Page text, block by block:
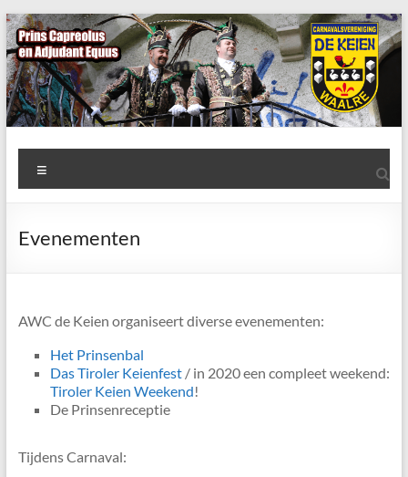
Ga
naar
de
inhoud
AWC
de
Keien
De
Keien
Evenementen
AWC de Keien organiseert diverse evenementen:
Het Prinsenbal
Das Tiroler Keienfest/ in 2020 een compleet weekend:
Tiroler Keien Weekend!
De Prinsenreceptie
Tijdens Carnaval: